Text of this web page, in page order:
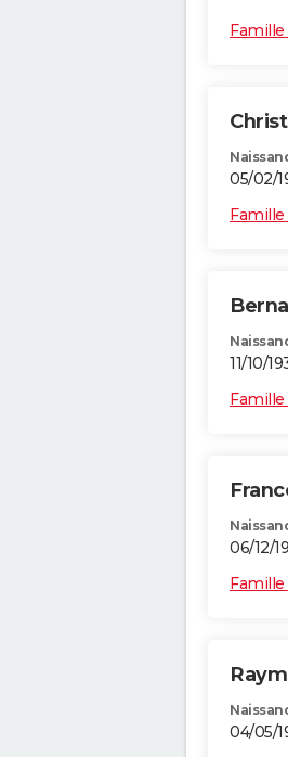
Famille
05/02/
Famille
11/10/
Famille
06/12/
Famille
04/05/